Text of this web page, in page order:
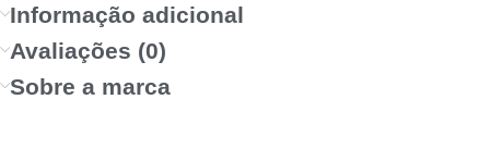
Informação adicional
Avaliações (0)
Sobre a marca